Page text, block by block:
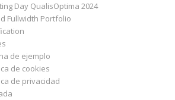
Day QualisOptima 2024
Fullwidth Portfolio
de ejemplo
de cookies
de privacidad